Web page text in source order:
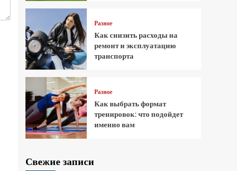
Разное
Как снизить расходы на
ремонт и эксплуатацию
транспорта
Разное
Как выбрать формат
тренировок: что подойдет
именно вам
Свежие записи